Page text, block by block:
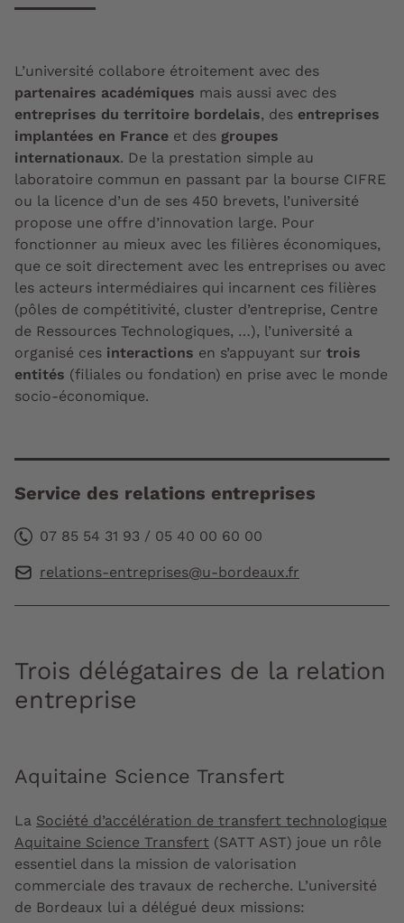
L’université collabore étroitement avec des
partenaires académiques mais aussi avec des
entreprises du territoire bordelais, des entreprises
implantées en France et des groupes
internationaux. De la prestation simple au
laboratoire commun en passant par la bourse CIFRE
ou la licence d’un de ses 450 brevets, l’université
propose une offre d’innovation large. Pour
fonctionner au mieux avec les filières économiques,
que ce soit directement avec les entreprises ou avec
les acteurs intermédiaires qui incarnent ces filières
(pôles de compétitivité, cluster d’entreprise, Centre
de Ressources Technologiques, …), l’université a
organisé ces interactions en s’appuyant sur trois
entités (filiales ou fondation) en prise avec le monde
socio-économique.
Service des relations entreprises
07 85 54 31 93 / 05 40 00 60 00
relations-entreprises@u-bordeaux.fr
Trois délégataires de la relation
entreprise
Aquitaine Science Transfert
La Société d’accélération de transfert technologique
Aquitaine Science Transfert (SATT AST) joue un rôle
essentiel dans la mission de valorisation
commerciale des travaux de recherche. L’université
de Bordeaux lui a délégué deux missions: